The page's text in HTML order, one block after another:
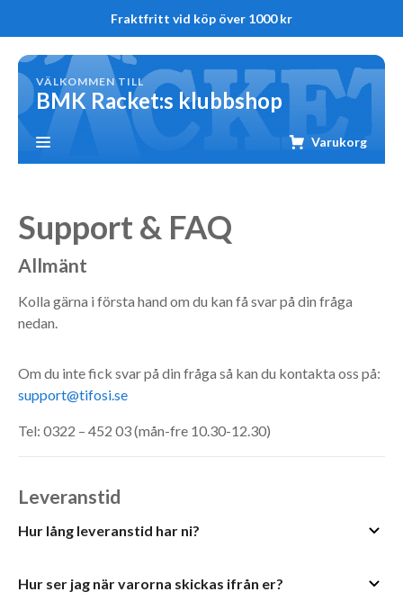
Fraktfritt vid köp över 1000 kr
VÄLKOMMEN TILL
BMK Racket:s klubbshop
Varukorg
Support & FAQ
Allmänt
Kolla gärna i första hand om du kan få svar på din fråga
nedan.
Om du inte fick svar på din fråga så kan du kontakta oss på:
support@tifosi.se
Tel: 0322 – 452 03 (mån-fre 10.30-12.30)
Leveranstid
Hur lång leveranstid har ni?
Hur ser jag när varorna skickas ifrån er?